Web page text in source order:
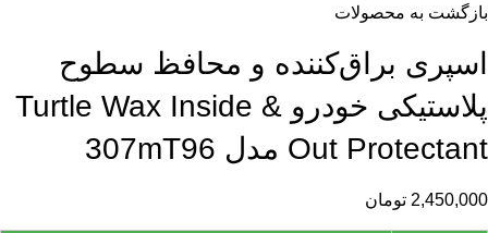
بازگشت به محصولات
اسپری براق‌کننده و محافظ سطوح
پلاستیکی خودرو Turtle Wax Inside &
Out Protectant مدل 307mT96
2,450,000 تومان